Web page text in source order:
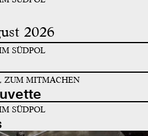
2026
SÜDPOL
ZUM MITMACHEN
SÜDPOL